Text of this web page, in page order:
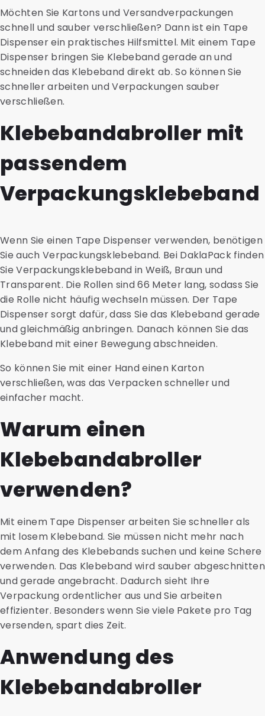
Möchten Sie Kartons und Versandverpackungen
schnell und sauber verschließen? Dann ist ein Tape
Dispenser ein praktisches Hilfsmittel. Mit einem Tape
Dispenser bringen Sie Klebeband gerade an und
schneiden das Klebeband direkt ab. So können Sie
schneller arbeiten und Verpackungen sauber
verschließen.
Klebebandabroller mit
passendem
Verpackungsklebeband
Wenn Sie einen Tape Dispenser verwenden, benötigen
Sie auch Verpackungsklebeband. Bei DaklaPack finden
Sie Verpackungsklebeband in Weiß, Braun und
Transparent. Die Rollen sind 66 Meter lang, sodass Sie
die Rolle nicht häufig wechseln müssen. Der Tape
Dispenser sorgt dafür, dass Sie das Klebeband gerade
und gleichmäßig anbringen. Danach können Sie das
Klebeband mit einer Bewegung abschneiden.
So können Sie mit einer Hand einen Karton
verschließen, was das Verpacken schneller und
einfacher macht.
Warum einen
Klebebandabroller
verwenden?
Mit einem Tape Dispenser arbeiten Sie schneller als
mit losem Klebeband. Sie müssen nicht mehr nach
dem Anfang des Klebebands suchen und keine Schere
verwenden. Das Klebeband wird sauber abgeschnitten
und gerade angebracht. Dadurch sieht Ihre
Verpackung ordentlicher aus und Sie arbeiten
effizienter. Besonders wenn Sie viele Pakete pro Tag
versenden, spart dies Zeit.
Anwendung des
Klebebandabroller